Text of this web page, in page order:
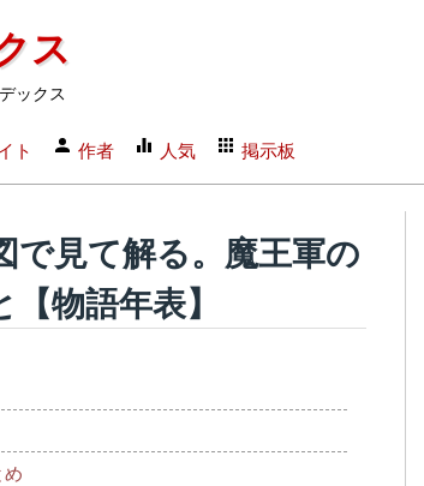
ス
ックス
ト 作者 人気 掲示板
見て解る。魔王軍の
物語年表】
め